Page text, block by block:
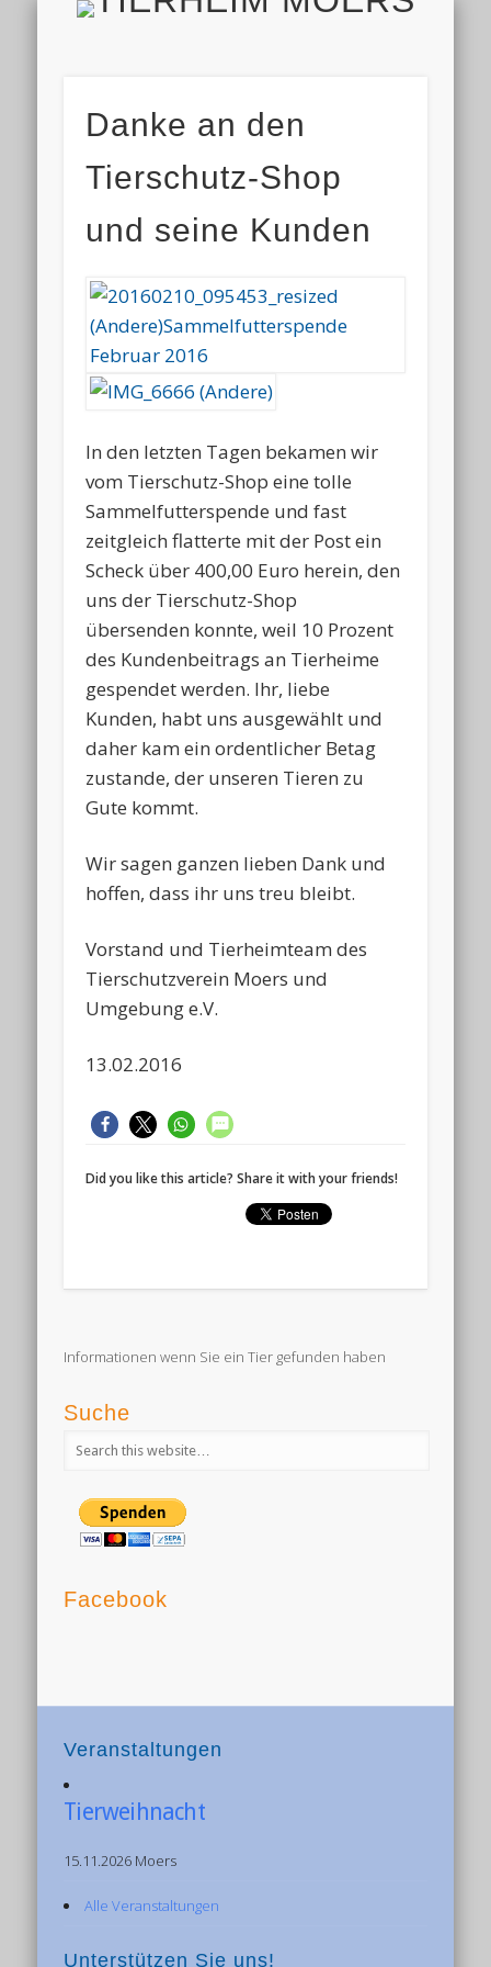
HOME
AKTUELL
ALLE TIERE
HELFEN
TIERHEIM & VEREIN
VIELEN DANK!
IMPRESSUM & DATENSCHUTZ
FINDEFIX
Danke an den
Tierschutz-Shop
und seine Kunden
In den letzten Tagen bekamen wir
vom Tierschutz-Shop eine tolle
Sammelfutterspende und fast
zeitgleich flatterte mit der Post ein
Scheck über 400,00 Euro herein, den
uns der Tierschutz-Shop
übersenden konnte, weil 10 Prozent
des Kundenbeitrags an Tierheime
gespendet werden. Ihr, liebe
Kunden, habt uns ausgewählt und
daher kam ein ordentlicher Betag
zustande, der unseren Tieren zu
Gute kommt.
Wir sagen ganzen lieben Dank und
hoffen, dass ihr uns treu bleibt.
Vorstand und Tierheimteam des
Tierschutzverein Moers und
Umgebung e.V.
13.02.2016
Did you like this article? Share it with your friends!
Informationen wenn Sie ein Tier gefunden haben
Suche
Facebook
Veranstaltungen
Tierweihnacht
15.11.2026 Moers
Alle Veranstaltungen
Unterstützen Sie uns!